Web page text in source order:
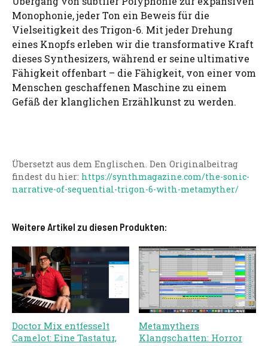
Monophonie, jeder Ton ein Beweis für die
Vielseitigkeit des Trigon-6. Mit jeder Drehung
eines Knopfs erleben wir die transformative Kraft
dieses Synthesizers, während er seine ultimative
Fähigkeit offenbart – die Fähigkeit, von einer vom
Menschen geschaffenen Maschine zu einem
Gefäß der klanglichen Erzählkunst zu werden.
Übersetzt aus dem Englischen. Den Originalbeitrag
findest du hier: https://synthmagazine.com/the-sonic-
narrative-of-sequential-trigon-6-with-metamyther/
Weitere Artikel zu diesen Produkten:
Doctor Mix entfesselt
Camelot: Eine Tastatur,
Metamythers
Klangschatten: Horror